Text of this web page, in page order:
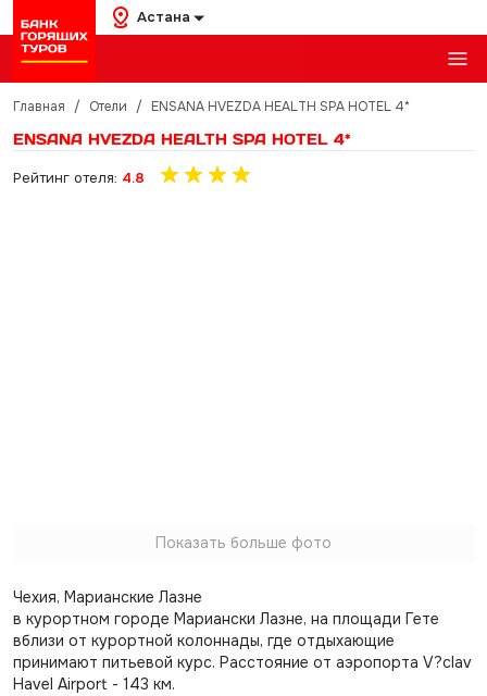
Астана
Главная / Отели / ENSANA HVEZDA HEALTH SPA HOTEL 4*
ENSANA HVEZDA HEALTH SPA HOTEL 4*
Рейтинг отеля: 4.8
Показать больше фото
Чехия, Марианские Лазне
в курортном городе Мариански Лазне, на площади Гете
вблизи от курортной колоннады, где отдыхающие
принимают питьевой курс. Расстояние от аэропорта V?clav
Havel Airport - 143 км.